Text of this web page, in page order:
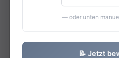
— oder unten
📝 Jetzt